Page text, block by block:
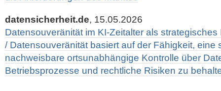
datensicherheit.de, 15.05.2026
Datensouveränität im KI-Zeitalter als
/ Datensouveränität basiert auf der Fähigkeit, eine
nachweisbare ortsunabhängige Kontrolle über
Betriebsprozesse und rechtliche Risiken zu